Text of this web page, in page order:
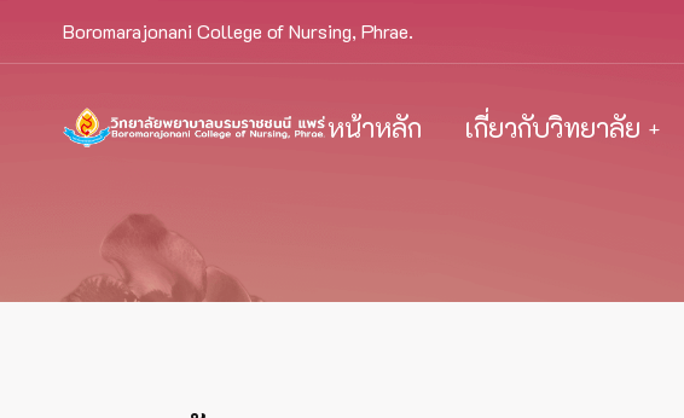
Boromarajonani College of Nursing, Phrae.
หน้าหลัก เกี่ยวกับวิทยาลัย